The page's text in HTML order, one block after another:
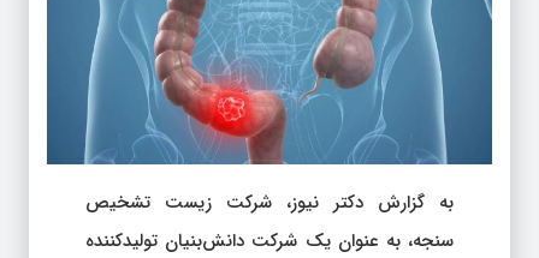
به گزارش دکتر نیوز، شرکت زیست تشخیص
سنجه، به عنوان یک شرکت دانش‌بنیان تولیدکننده